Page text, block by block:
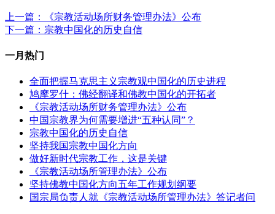
上一篇：《宗教活动场所财务管理办法》公布
下一篇：宗教中国化的历史自信
一月热门
全面把握马克思主义宗教观中国化的历史进程
鸠摩罗什：佛经翻译和佛教中国化的开拓者
《宗教活动场所财务管理办法》公布
中国宗教界为何需要增进“五种认同”？
宗教中国化的历史自信
坚持我国宗教中国化方向
做好新时代宗教工作，这是关键
《宗教活动场所管理办法》公布
坚持佛教中国化方向五年工作规划纲要
国宗局负责人就《宗教活动场所管理办法》答记者问